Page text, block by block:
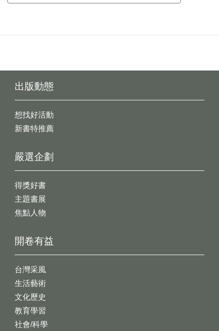
出版動態
想找好活動
新書特推薦
開卷有益
台灣采風
生活藝術
文化歷史
教育學習
社會/科學
嚴選企劃
得獎好書
主題書展
焦點人物